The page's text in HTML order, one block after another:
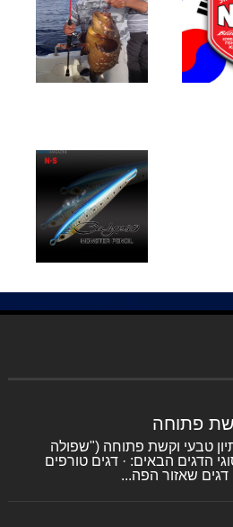
פתוחה
טבעי וקשת פתוחה ("שפולה
הדגים הבאים: · דגים טורפים
שאזור הפה...